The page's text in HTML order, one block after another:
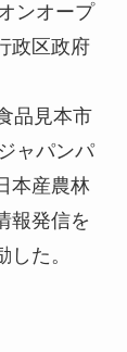
ンオープ
政区政府
品見本市
ャパンパ
本産農林
報発信を
た。